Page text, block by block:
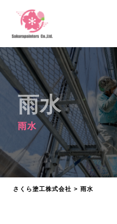
雨水
雨水
さくら塗工株式会社 >雨水